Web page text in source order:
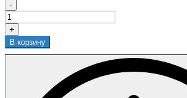
-
+
В корзину